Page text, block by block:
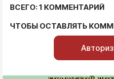
ВСЕГО: 1 КОММЕНТАРИЙ
ЧТОБЫ ОСТАВЛЯТЬ